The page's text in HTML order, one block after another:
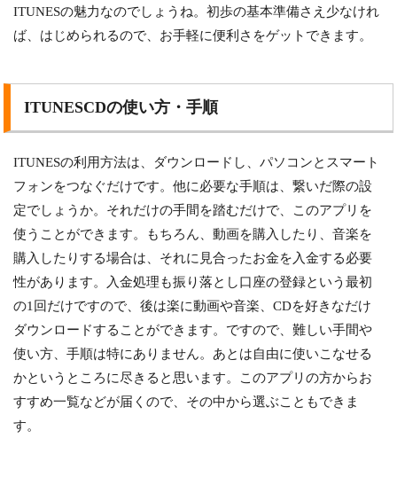
ITUNESの魅力なのでしょうね。初歩の基本準備さえ少なけれ
ば、はじめられるので、お手軽に便利さをゲットできます。
ITUNESCDの使い方・手順
ITUNESの利用方法は、ダウンロードし、パソコンとスマート
フォンをつなぐだけです。他に必要な手順は、繋いだ際の設
定でしょうか。それだけの手間を踏むだけで、このアプリを
使うことができます。もちろん、動画を購入したり、音楽を
購入したりする場合は、それに見合ったお金を入金する必要
性があります。入金処理も振り落とし口座の登録という最初
の1回だけですので、後は楽に動画や音楽、CDを好きなだけ
ダウンロードすることができます。ですので、難しい手間や
使い方、手順は特にありません。あとは自由に使いこなせる
かというところに尽きると思います。このアプリの方からお
すすめ一覧などが届くので、その中から選ぶこともできま
す。